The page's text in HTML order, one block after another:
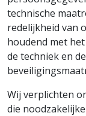
technische
redelijkheid van
houdend met
de techniek en
Wij verplichten
die